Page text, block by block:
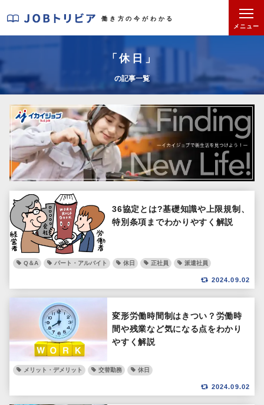
O
ビ
ア
働き方の今がわかる
メニュー
「休日」
の記事一覧
36協定とは?基礎知識や上限規制、
特別条項までわかりやすく解説
Q＆A パート・アルバイト 休日 正社員 派遣社員
2024.09.02
変形労働時間制はきつい？労働時
間や残業など気になる点をわかり
やすく解説
メリット・デメリット 交替勤務 休日
2024.09.02